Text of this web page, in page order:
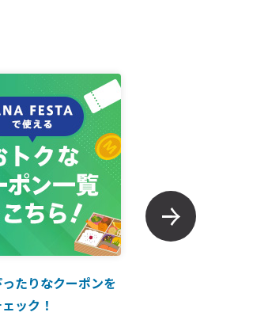
たりなクーポンを
ック！